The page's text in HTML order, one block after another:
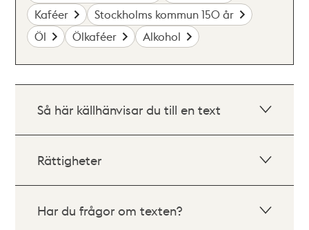
Kaféer
Stockholms kommun 150 år
Öl
Ölkaféer Alkohol
Så här källhänvisar du till en text
Rättigheter
Har du frågor om texten?